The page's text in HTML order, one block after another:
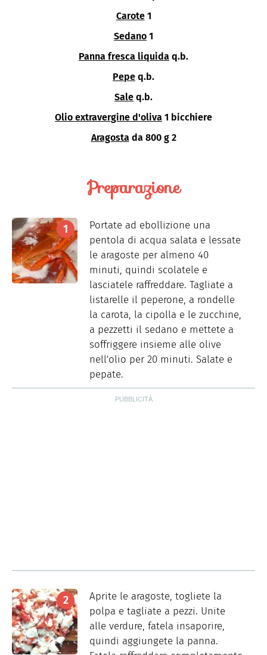
Carote 1
Sedano 1
Panna fresca liquida q.b.
Pepe q.b.
Sale q.b.
Olio extravergine d'oliva 1 bicchiere
Aragosta da 800 g 2
Preparazione
Portate ad ebollizione una
pentola di acqua salata e lessate
le aragoste per almeno 40
minuti, quindi scolatele e
lasciatele raffreddare. Tagliate a
listarelle il peperone, a rondelle
la carota, la cipolla e le zucchine,
a pezzetti il sedano e mettete a
soffriggere insieme alle olive
nell'olio per 20 minuti. Salate e
pepate.
Aprite le aragoste, togliete la
polpa e tagliate a pezzi. Unite
alle verdure, fatela insaporire,
quindi aggiungete la panna.